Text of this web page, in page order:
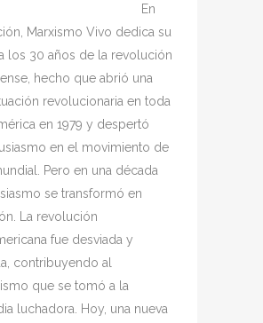
En
Marxismo Vivo dedica su
los 30 años de la revolución
hecho que abrió una
revolucionaria en toda
en 1979 y despertó
en el movimiento de
Pero en una década
se transformó en
La revolución
fue desviada y
contribuyendo al
que se tomó a la
luchadora. Hoy, una nueva